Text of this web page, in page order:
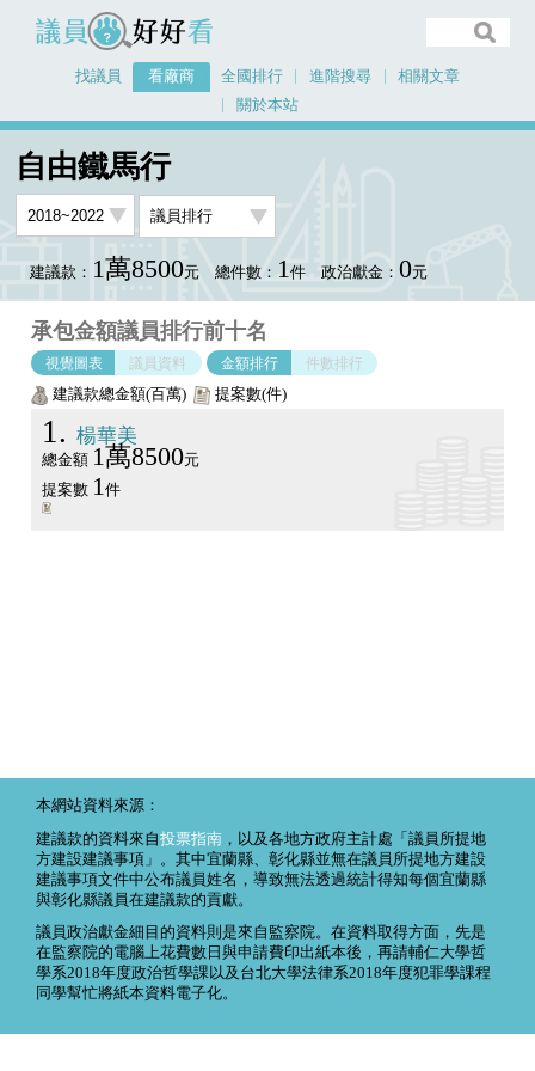
議員好好看
找議員 看廠商 全國排行 進階搜尋
相關文章
關於本站
自由鐵馬行
建議款： 1萬8500元 總件數： 1件 政治獻金： 0元
承包金額議員排行前十名
視覺圖表 議員資料 金額排行 件數排行
建議款總金額(百萬) 提案數(件)
1 楊華美
總金額 1萬8500元
提案數 1件
本網站資料來源：
建議款的資料來自投票指南 ，以及各地方政府主計處「議員所提地
方建設建議事項」。其中宜蘭縣、彰化縣並無在議員所提地方建設
建議事項文件中公布議員姓名，導致無法透過統計得知每個宜蘭縣
與彰化縣議員在建議款的貢獻。
議員政治獻金細目的資料則是來自監察院。在資料取得方面，先是
在監察院的電腦上花費數日與申請費印出紙本後，再請輔仁大學哲
學系2018年度政治哲學課以及台北大學法律系2018年度犯罪學課程
同學幫忙將紙本資料電子化。